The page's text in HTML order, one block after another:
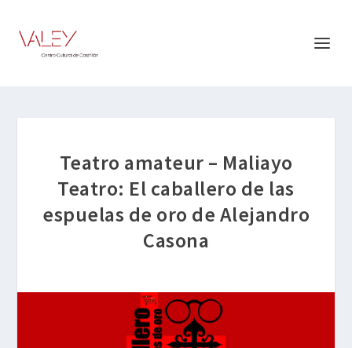
Teatro amateur – Maliayo
Teatro: El caballero de las
espuelas de oro de Alejandro
Casona